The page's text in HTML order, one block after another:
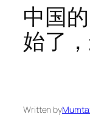
中国
始了
Written by